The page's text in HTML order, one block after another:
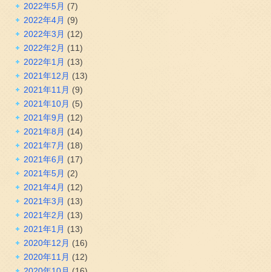
2022年5月 (7)
2022年4月 (9)
2022年3月 (12)
2022年2月 (11)
2022年1月 (13)
2021年12月 (13)
2021年11月 (9)
2021年10月 (5)
2021年9月 (12)
2021年8月 (14)
2021年7月 (18)
2021年6月 (17)
2021年5月 (2)
2021年4月 (12)
2021年3月 (13)
2021年2月 (13)
2021年1月 (13)
2020年12月 (16)
2020年11月 (12)